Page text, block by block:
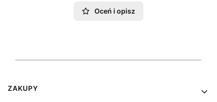
Oceń i opisz
Linki w stopce
ZAKUPY